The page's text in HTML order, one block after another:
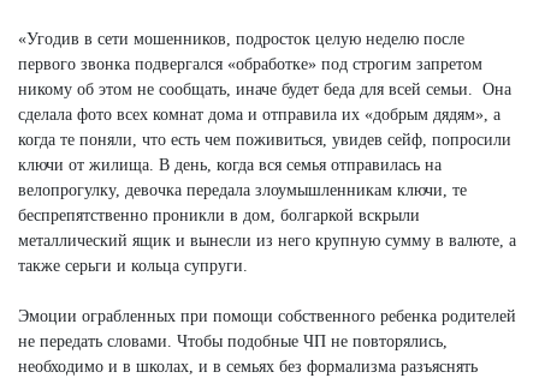
«Угодив в сети мошенников, подросток целую неделю после
первого звонка подвергался «обработке» под строгим запретом
никому об этом не сообщать, иначе будет беда для всей семьи. Она
сделала фото всех комнат дома и отправила их «добрым дядям», а
когда те поняли, что есть чем поживиться, увидев сейф, попросили
ключи от жилища. В день, когда вся семья отправилась на
велопрогулку, девочка передала злоумышленникам ключи, те
беспрепятственно проникли в дом, болгаркой вскрыли
металлический ящик и вынесли из него крупную сумму в валюте, а
также серьги и кольца супруги.
Эмоции ограбленных при помощи собственного ребенка родителей
не передать словами. Чтобы подобные ЧП не повторялись,
необходимо и в школах, и в семьях без формализма разъяснять